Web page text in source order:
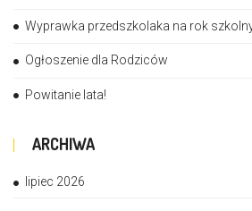
Wyprawka przedszkolaka na rok
Ogłoszenie dla Rodziców
Powitanie lata!
ARCHIWA
lipiec 2026